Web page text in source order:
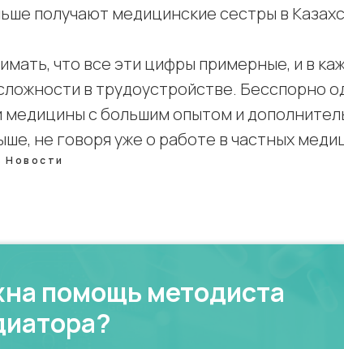
получают медицинские сестры в
что все эти цифры примерные, и в
в трудоустройстве. Бесспорно
медицины с большим опытом и
не говоря уже о работе в частных
Новости
помощь методиста